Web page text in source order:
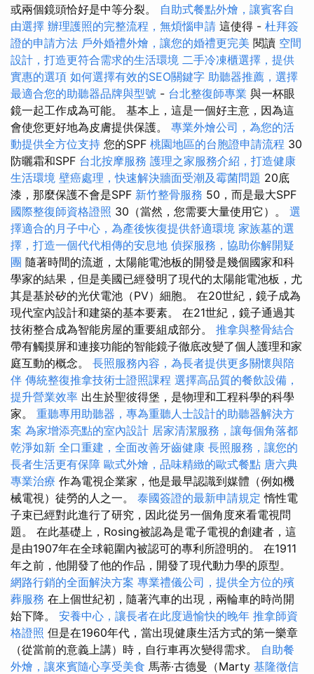
或兩個鏡頭恰好是中等分裂。 自助式餐點外燴，讓賓客自
由選擇 辦理護照的完整流程，無煩惱申請 這使得 - 杜拜簽
證的申請方法 戶外婚禮外燴，讓您的婚禮更完美 閱讀 空間
設計，打造更符合需求的生活環境 二手冷凍櫃選擇，提供
實惠的選項 如何選擇有效的SEO關鍵字 助聽器推薦，選擇
最適合您的助聽器品牌與型號 - 台北整復師專業 與一杯眼
鏡一起工作成為可能。 基本上，這是一個好主意，因為這
會使您更好地為皮膚提供保護。 專業外燴公司，為您的活
動提供全方位支持 您的SPF 桃園地區的台胞證申請流程 30
防曬霜和SPF 台北按摩服務 護理之家服務介紹，打造健康
生活環境 壁癌處理，快速解決牆面受潮及霉菌問題 20底
漆，那麼保護不會是SPF 新竹整骨服務 50，而是最大SPF
國際整復師資格證照 30（當然，您需要大量使用它）。 選
擇適合的月子中心，為產後恢復提供舒適環境 家族墓的選
擇，打造一個代代相傳的安息地 偵探服務，協助你解開疑
團 隨著時間的流逝，太陽能電池板的開發是幾個國家和科
學家的結果，但是美國已經發明了現代的太陽能電池板，尤
其是基於矽的光伏電池（PV）細胞。 在20世紀，鏡子成為
現代室內設計和建築的基本要素。 在21世紀，鏡子通過其
技術整合成為智能房屋的重要組成部分。 推拿與整骨結合
帶有觸摸屏和連接功能的智能鏡子徹底改變了個人護理和家
庭互動的概念。 長照服務內容，為長者提供更多關懷與陪
伴 傳統整復推拿技術士證照課程 選擇高品質的餐飲設備，
提升營業效率 出生於聖彼得堡，是物理和工程科學的科學
家。 重聽專用助聽器，專為重聽人士設計的助聽器解決方
案 為家增添亮點的室內設計 居家清潔服務，讓每個角落都
乾淨如新 全口重建，全面改善牙齒健康 長照服務，讓您的
長者生活更有保障 歐式外燴，品味精緻的歐式餐點 唐六典
專業治療 作為電視企業家，他是最早認識到媒體（例如機
械電視）徒勞的人之一。 泰國簽證的最新申請規定 惰性電
子束已經對此進行了研究，因此從另一個角度來看電視問
題。 在此基礎上，Rosing被認為是電子電視的創建者，這
是由1907年在全球範圍內被認可的專利所證明的。 在1911
年之前，他開發了他的作品，開發了現代動力學的原型。
網路行銷的全面解決方案 專業禮儀公司，提供全方位的殯
葬服務 在上個世紀初，隨著汽車的出現，兩輪車的時尚開
始下降。 安養中心，讓長者在此度過愉快的晚年 推拿師資
格證照 但是在1960年代，當出現健康生活方式的第一樂章
（從當前的意義上講）時，自行車再次變得需求。 自助餐
外燴，讓來賓隨心享受美食 馬蒂·古德曼（Marty 基隆徵信